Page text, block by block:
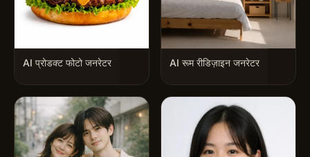
AI प्रोडक्ट फोटो जनरेटर AI रूम रीडिज़ाइन जनरेटर